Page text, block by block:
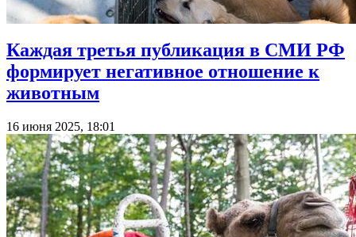
Каждая третья публикация в СМИ РФ
формирует негативное отношение к
животным
16 июня 2025, 18:01